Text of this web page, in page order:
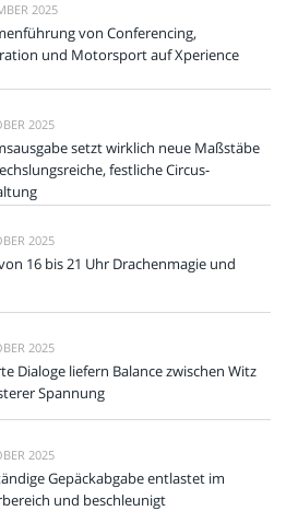
2025
von Conferencing,
und Motorsport auf Xperience
2025
setzt wirklich neue Maßstäbe
festliche Circus-
2025
16 bis 21 Uhr Drachenmagie und
2025
Dialoge liefern Balance zwischen Witz
Spannung
2025
Gepäckabgabe entlastet im
und beschleunigt